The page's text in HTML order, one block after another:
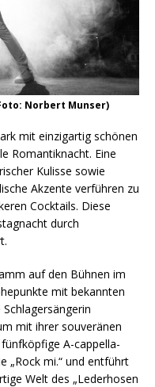
Norbert Munser)
mit einzigartig schönen
Romantiknacht. Eine
Kulisse sowie
Akzente verführen zu
Cocktails. Diese
durch
auf den Bühnen im
mit bekannten
mit ihrer souveränen
A-cappella-
„Rock mi.“ und entführt
Welt des „Lederhosen